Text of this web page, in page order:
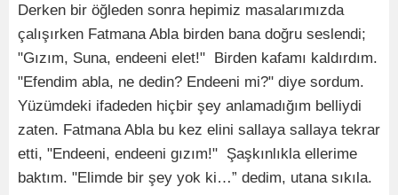
Derken bir öğleden sonra hepimiz masalarımızda
çalışırken Fatmana Abla birden bana doğru seslendi;
"Gızım, Suna, endeeni elet!" Birden kafamı kaldırdım.
"Efendim abla, ne dedin? Endeeni mi?" diye sordum.
Yüzümdeki ifadeden hiçbir şey anlamadığım belliydi
zaten. Fatmana Abla bu kez elini sallaya sallaya tekrar
etti, "Endeeni, endeeni gızım!" Şaşkınlıkla ellerime
baktım. "Elimde bir şey yok ki…” dedim, utana sıkıla.